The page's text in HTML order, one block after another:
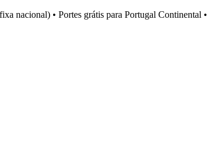
nacional) • Portes grátis para Portugal Continental •